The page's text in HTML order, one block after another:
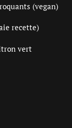
(vegan)
recette)
vert